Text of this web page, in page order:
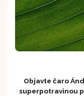
Objavte čaro
superpotravinou